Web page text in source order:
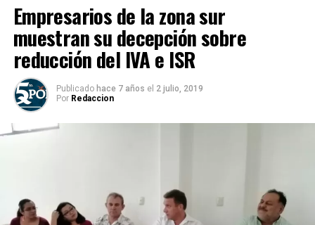
Empresarios de la zona sur
muestran su decepción sobre
reducción del IVA e ISR
Publicado hace 7 años el 2 julio, 2019
Por Redaccion